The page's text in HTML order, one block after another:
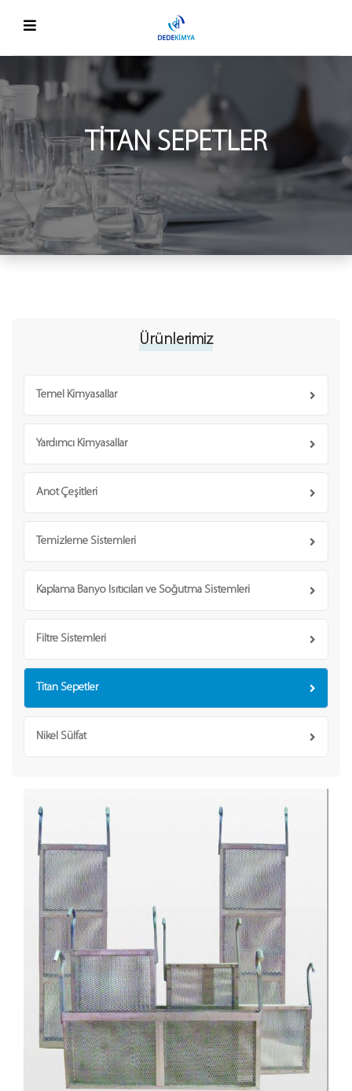
TITAN SEPETLER
Ürünlerimiz
Temel Kimyasallar
Yardımcı Kimyasallar
Anot Çeşitleri
Temizleme Sistemleri
Kaplama Banyo Isıtıcıları ve Soğutma Sistemleri
Filtre Sistemleri
Titan Sepetler
Nikel Sülfat